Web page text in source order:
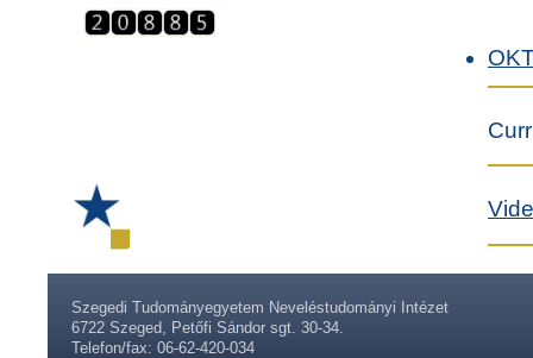
Szegedi Tudományegyetem Neveléstudományi Intézet
6722 Szeged, Petőfi Sándor sgt. 30-34.
Telefon/fax: 06-62-420-034